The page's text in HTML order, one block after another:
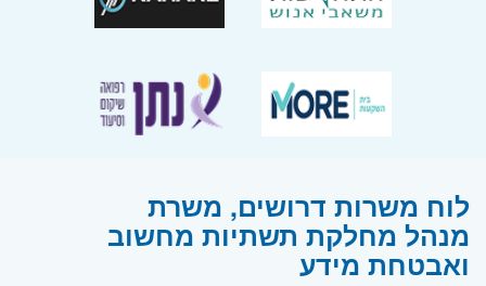
לוח משרות דרושים, משרת
מנהל מחלקת תשתיות מחשוב
ואבטחת מידע